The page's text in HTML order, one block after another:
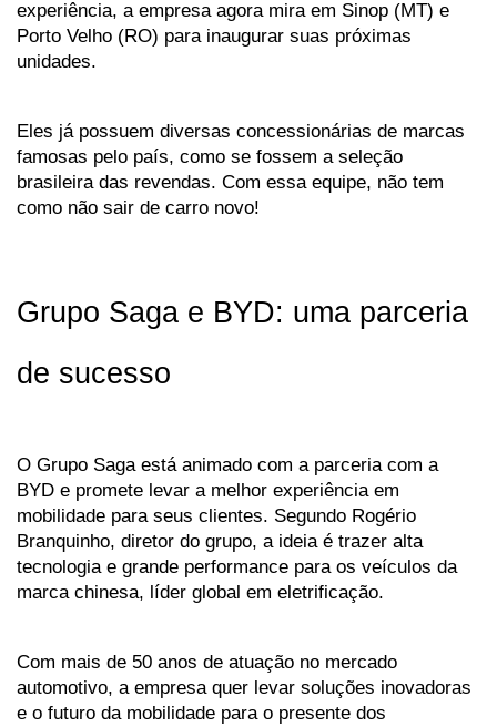
experiência, a empresa agora mira em Sinop (MT) e
Porto Velho (RO) para inaugurar suas próximas
unidades.
Eles já possuem diversas concessionárias de marcas
famosas pelo país, como se fossem a seleção
brasileira das revendas. Com essa equipe, não tem
como não sair de carro novo!
Grupo Saga e BYD: uma parceria
de sucesso
O Grupo Saga está animado com a parceria com a
BYD e promete levar a melhor experiência em
mobilidade para seus clientes. Segundo Rogério
Branquinho, diretor do grupo, a ideia é trazer alta
tecnologia e grande performance para os veículos da
marca chinesa, líder global em eletrificação.
Com mais de 50 anos de atuação no mercado
automotivo, a empresa quer levar soluções inovadoras
e o futuro da mobilidade para o presente dos